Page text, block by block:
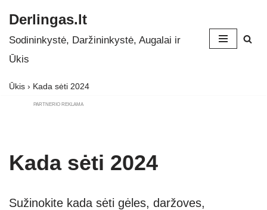
Skip
to
Derlingas.lt
Sodininkystė, Daržininkystė, Augalai ir
Ūkis
Ūkis › Kada sėti 2024
PARTNERIO REKLAMA
Kada sėti 2024
Sužinokite kada sėti gėles, daržoves,